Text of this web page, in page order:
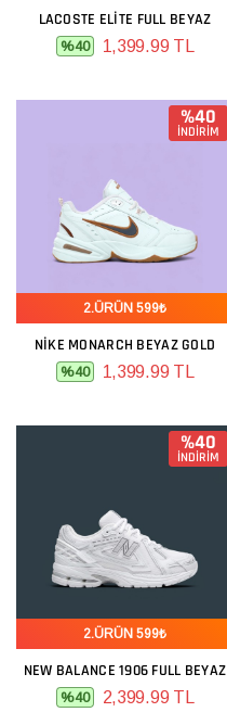
LACOSTE ELITE FULL BEYAZ
%40 1,399.99 TL
%40
İNDİRİM
2.ÜRÜN 599₺
NIKE MONARCH BEYAZ GOLD
%40 1,399.99 TL
%40
İNDİRİM
2.ÜRÜN 599₺
NEW BALANCE 1906 FULL BEYAZ
%40 2,399.99 TL